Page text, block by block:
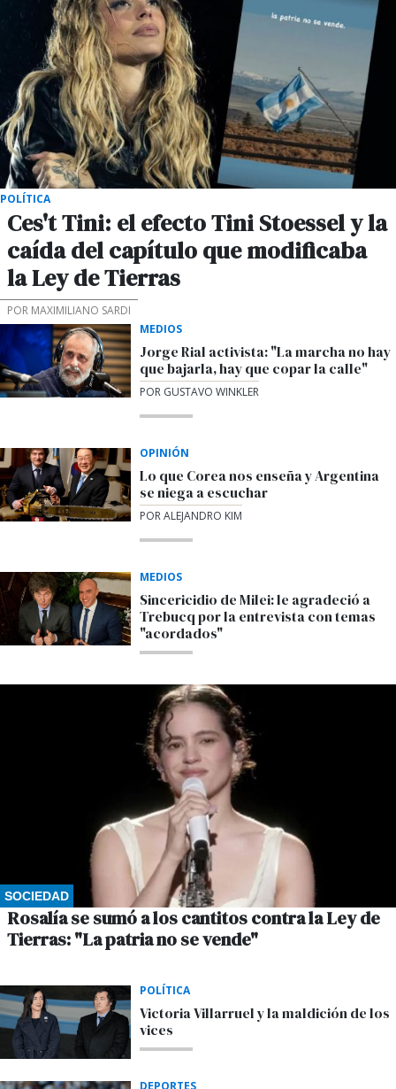
POLÍTICA
Ces't Tini: el efecto Tini Stoessel y la
caída del capítulo que modificaba
la Ley de Tierras
POR MAXIMILIANO SARDI
MEDIOS
Jorge Rial activista: "La marcha no hay
que bajarla, hay que copar la calle"
POR GUSTAVO WINKLER
OPINIÓN
Lo que Corea nos enseña y Argentina
se niega a escuchar
POR ALEJANDRO KIM
MEDIOS
Sincericidio de Milei: le agradeció a
Trebucq por la entrevista con temas
"acordados"
SOCIEDAD
Rosalía se sumó a los cantitos contra la Ley de
Tierras: "La patria no se vende"
POLÍTICA
Victoria Villarruel y la maldición de los
vices